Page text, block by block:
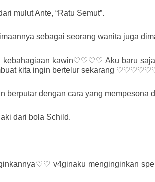
mulut Ante, “Ratu Semut”.
sebagai seorang wanita juga
kawin♡♡♡♡ Aku baru saja
kita ingin bertelur sekarang
berputar dengan cara yang mempesona
dari bola Schild.
v4ginaku menginginkan